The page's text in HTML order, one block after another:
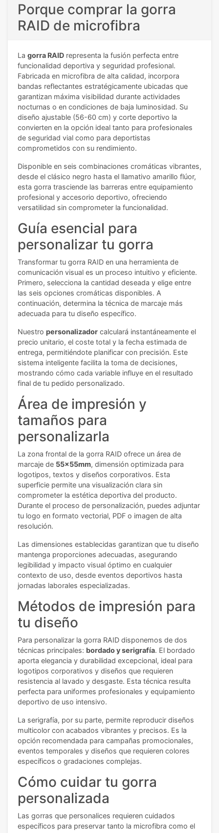
Porque comprar la gorra
RAID de microfibra
La gorra RAID representa la fusión perfecta entre
funcionalidad deportiva y seguridad profesional.
Fabricada en microfibra de alta calidad, incorpora
bandas reflectantes estratégicamente ubicadas que
garantizan máxima visibilidad durante actividades
nocturnas o en condiciones de baja luminosidad. Su
diseño ajustable (56-60 cm) y corte deportivo la
convierten en la opción ideal tanto para profesionales
de seguridad vial como para deportistas
comprometidos con su rendimiento.
Disponible en seis combinaciones cromáticas vibrantes,
desde el clásico negro hasta el llamativo amarillo flúor,
esta gorra trasciende las barreras entre equipamiento
profesional y accesorio deportivo, ofreciendo
versatilidad sin comprometer la funcionalidad.
Guía esencial para
personalizar tu gorra
Transformar tu gorra RAID en una herramienta de
comunicación visual es un proceso intuitivo y eficiente.
Primero, selecciona la cantidad deseada y elige entre
las seis opciones cromáticas disponibles. A
continuación, determina la técnica de marcaje más
adecuada para tu diseño específico.
Nuestro personalizador calculará instantáneamente el
precio unitario, el coste total y la fecha estimada de
entrega, permitiéndote planificar con precisión. Este
sistema inteligente facilita la toma de decisiones,
mostrando cómo cada variable influye en el resultado
final de tu pedido personalizado.
Área de impresión y
tamaños para
personalizarla
La zona frontal de la gorra RAID ofrece un área de
marcaje de 55x55mm, dimensión optimizada para
logotipos, textos y diseños corporativos. Esta
superficie permite una visualización clara sin
comprometer la estética deportiva del producto.
Durante el proceso de personalización, puedes adjuntar
tu logo en formato vectorial, PDF o imagen de alta
resolución.
Las dimensiones establecidas garantizan que tu diseño
mantenga proporciones adecuadas, asegurando
legibilidad y impacto visual óptimo en cualquier
contexto de uso, desde eventos deportivos hasta
jornadas laborales especializadas.
Métodos de impresión para
tu diseño
Para personalizar la gorra RAID disponemos de dos
técnicas principales: bordado y serigrafía. El bordado
aporta elegancia y durabilidad excepcional, ideal para
logotipos corporativos y diseños que requieren
resistencia al lavado y desgaste. Esta técnica resulta
perfecta para uniformes profesionales y equipamiento
deportivo de uso intensivo.
La serigrafía, por su parte, permite reproducir diseños
multicolor con acabados vibrantes y precisos. Es la
opción recomendada para campañas promocionales,
eventos temporales y diseños que requieren colores
específicos o gradaciones complejas.
Cómo cuidar tu gorra
personalizada
Las gorras que personalices requieren cuidados
específicos para preservar tanto la microfibra como el